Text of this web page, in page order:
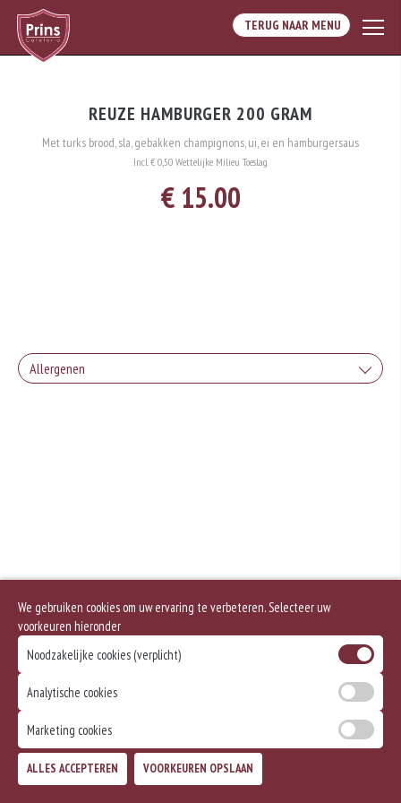
TERUG NAAR MENU
REUZE HAMBURGER 200 GRAM
Met turks brood, sla, gebakken champignons, ui, ei en hamburgersaus
Incl. € 0,50 Wettelijke Milieu Toeslag
€ 15.00
Allergenen
We gebruiken cookies om uw ervaring te verbeteren. Selecteer uw
voorkeuren hieronder
Noodzakelijke cookies (verplicht)
Analytische cookies
Marketing cookies
ALLES ACCEPTEREN VOORKEUREN OPSLAAN